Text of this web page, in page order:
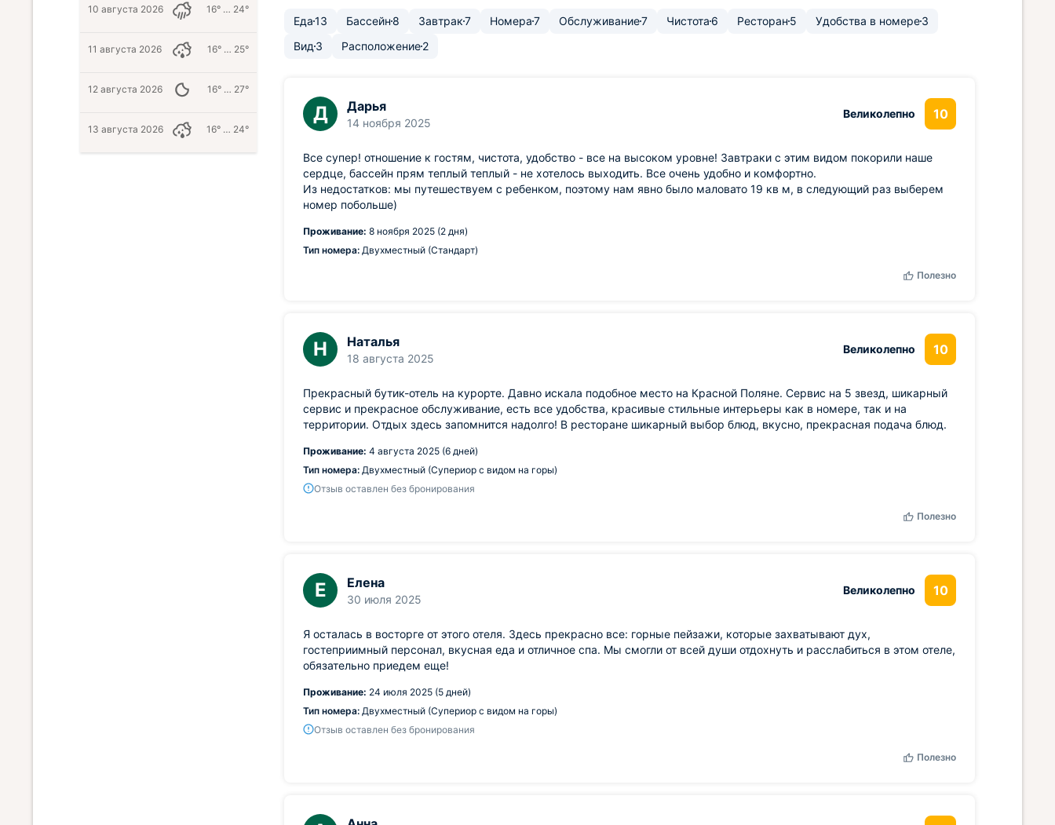
Еда13 Бассейн 8 Завтрак7 Номера7 Обслуживание7 Чистота 6 Ресторан 5 Удобства в номере3
Вид 3 Расположение2
Д Дарья
14 ноября 2025
Великолепно 10
Все супер! отношение к гостям, чистота, удобство - все на высоком уровне! Завтраки с этим видом покорили наше
сердце, бассейн прям теплый теплый - не хотелось выходить. Все очень удобно и комфортно.
Из недостатков: мы путешествуем с ребенком, поэтому нам явно было маловато 19 кв м, в следующий раз выберем
номер побольше)
Проживание: 8 ноября 2025 (2 дня)
Тип номера: Двухместный (Стандарт)
Полезно
Н Наталья
18 августа 2025
Великолепно 10
Прекрасный бутик-отель на курорте. Давно искала подобное место на Красной Поляне. Сервис на 5 звезд, шикарный
сервис и прекрасное обслуживание, есть все удобства, красивые стильные интерьеры как в номере, так и на
территории. Отдых здесь запомнится надолго! В ресторане шикарный выбор блюд, вкусно, прекрасная подача блюд.
Проживание: 4 августа 2025 (6 дней)
Тип номера: Двухместный (Супериор с видом на горы)
Отзыв оставлен без бронирования
Полезно
Е Елена
30 июля 2025
Великолепно 10
Я осталась в восторге от этого отеля. Здесь прекрасно все: горные пейзажи, которые захватывают дух,
гостеприимный персонал, вкусная еда и отличное спа. Мы смогли от всей души отдохнуть и расслабиться в этом отеле,
обязательно приедем еще!
Проживание: 24 июля 2025 (5 дней)
Тип номера: Двухместный (Супериор с видом на горы)
Отзыв оставлен без бронирования
Полезно
10 августа 2026 16° … 24°
11 августа 2026 16° … 25°
12 августа 2026 16° … 27°
13 августа 2026 16° … 24°